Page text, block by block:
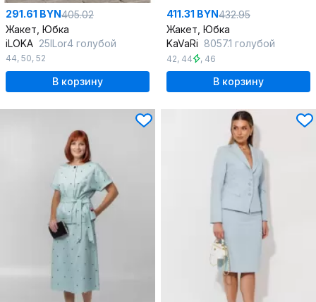
291.61 BYN405.02
Жакет, Юбка
iLOKA 25ILor4 голубой
44, 50, 52
В корзину
411.31 BYN432.95
Жакет, Юбка
KaVaRi 8057.1 голубой
42, 44 , 46
В корзину